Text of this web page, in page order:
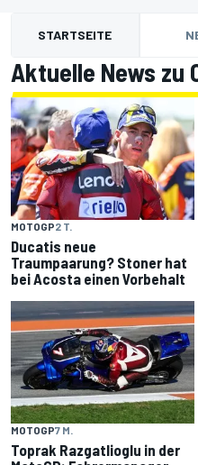
STARTSEITE
Aktuelle News zu
MOTOGP2 T.
Ducatis neue
Traumpaarung? Stoner hat
bei Acosta einen Vorbehalt
MOTOGP7 M.
Toprak Razgatlioglu in der